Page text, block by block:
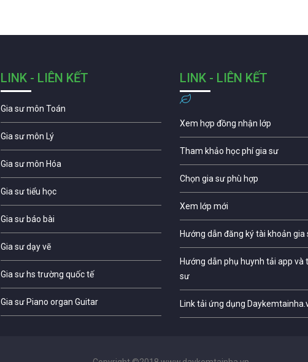
LINK - LIÊN KẾT
Gia sư môn Toán
Gia sư môn Lý
Gia sư môn Hóa
Gia sư tiểu học
Gia sư báo bài
Gia sư dạy vẽ
Gia sư hs trường quốc tế
Gia sư Piano organ Guitar
LINK - LIÊN KẾT
Xem hợp đồng nhận lớp
Tham khảo học phí gia sư
Chọn gia sư phù hợp
Xem lớp mới
Hướng dẫn đăng ký tài khoản gia
Hướng dẫn phụ huynh tải app và
sư
Link tải ứng dụng